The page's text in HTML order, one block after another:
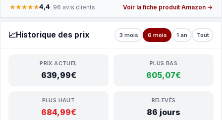
★★★★★4,4· 96 avis clients Voir la fiche produit Amazon →
📈Historique des prix 3 mois 6 mois 1 an Tout
PRIX ACTUEL
639,99€
PLUS BAS
605,07€
PLUS HAUT
684,99€
RELEVÉS
86 jours